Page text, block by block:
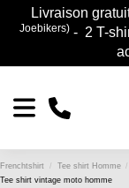
Livraison
Joebikers) - 2 T-
Frenchtshirt Tee shirt Homme
Tee shirt vintage moto homme